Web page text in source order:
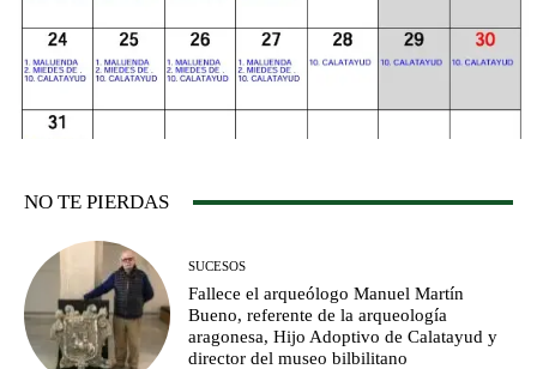
NO TE PIERDAS
SUCESOS
Fallece el arqueólogo Manuel Martín
Bueno, referente de la arqueología
aragonesa, Hijo Adoptivo de Calatayud y
director del museo bilbilitano